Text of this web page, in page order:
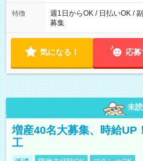
特徴
週1日からOK / 日払いOK /
募集
気になる！ 応募
未読
増産40名大募集、時給UP
工